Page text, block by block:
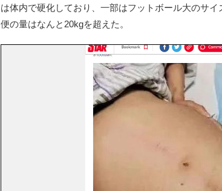
は体内で硬化しており、一部はフットボール大のサ
便の量はなんと20kgを超えた。